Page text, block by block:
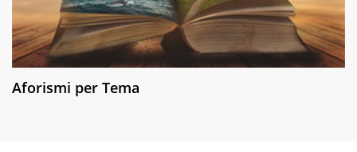
Aforismi per Tema